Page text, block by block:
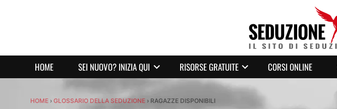
HOME SEI NUOVO? INIZIA QUI RISORSE GRATUITE CORSI ONLINE
HOME ›GLOSSARIO DELLA SEDUZIONE › RAGAZZE DISPONIBILI